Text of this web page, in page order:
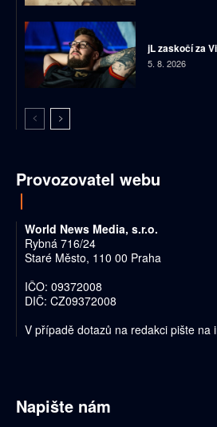
jL zaskočí za
5. 8. 2026
Provozovatel webu
World News Media, s.r.o.
Rybná 716/24
Staré Město, 110 00 Praha
IČO: 09372008
DIČ: CZ09372008
V případě dotazů na redakci pište na
Napište nám